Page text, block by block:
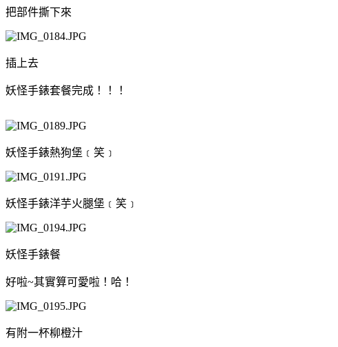
把部件撕下來
插上去
妖怪手錶套餐完成！！！
妖怪手錶熱狗堡﹝笑﹞
妖怪手錶洋芋火腿堡﹝笑﹞
妖怪手錶餐
好啦~其實算可愛啦！哈！
有附一杯柳橙汁